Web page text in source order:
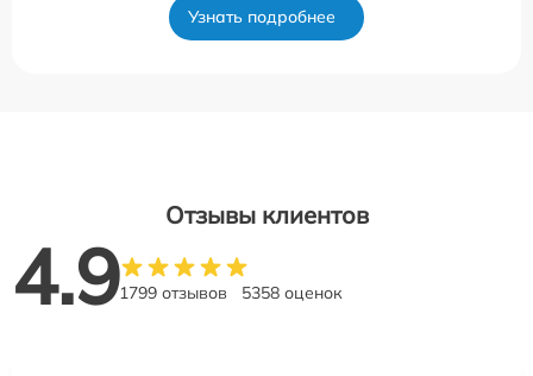
Узнать подробнее
Отзывы клиентов
4.91799 отзывов 5358 оценок